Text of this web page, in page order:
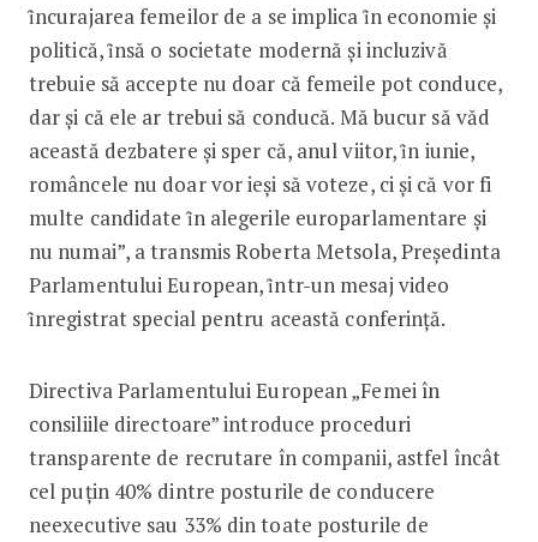
ȋncurajarea femeilor de a se implica ȋn economie și
politică, ȋnsă o societate modernă și incluzivă
trebuie să accepte nu doar că femeile pot conduce,
dar și că ele ar trebui să conducă. Mă bucur să văd
această dezbatere și sper că, anul viitor, ȋn iunie,
româncele nu doar vor ieși să voteze, ci și că vor fi
multe candidate ȋn alegerile europarlamentare și
nu numai”, a transmis Roberta Metsola, Președinta
Parlamentului European, ȋntr-un mesaj video
ȋnregistrat special pentru această conferință.
Directiva Parlamentului European „Femei în
consiliile directoare” introduce proceduri
transparente de recrutare în companii, astfel încât
cel puțin 40% dintre posturile de conducere
neexecutive sau 33% din toate posturile de